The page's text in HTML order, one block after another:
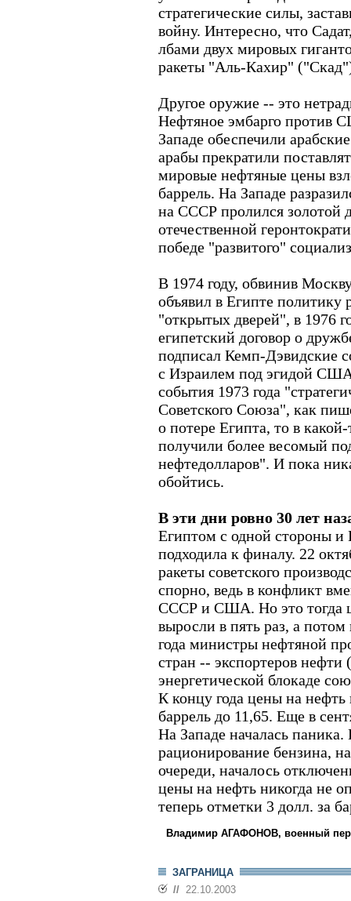
стратегические силы,
войну. Интересно, что
лбами двух мировых
ракеты "Аль-Кахир" ("Скад")
Другое оружие -- это
Нефтяное эмбарго против
Западе обеспечили
арабы прекратили
мировые нефтяные цены
баррель. На Западе
на СССР пролился золотой
отечественной
победе "развитого"
В 1974 году, обвинив
объявил в Египте
"открытых дверей", в 1976
египетский договор о
подписал Кемп-Дэвидские
с Израилем под эгидой
события 1973 года
Советского Союза", как
о потере Египта, то в
получили более весомый
нефтедолларов". И пока
обойтись.
В эти дни ровно 30 лет
Египтом с одной стороны и
подходила к финалу. 22
ракеты советского
спорно, ведь в конфликт
СССР и США. Но это тогда
выросли в пять раз, а
года министры нефтяной
стран -- экспортеров
энергетической блокаде
К концу года цены на нефть
баррель до 11,65. Еще в
На Западе началась
рационирование бензина,
очереди, началось
цены на нефть никогда не
теперь отметки 3 долл. за
Владимир АГАФОНОВ, военный
ЗАГРАНИЦА
// 22.10.2003